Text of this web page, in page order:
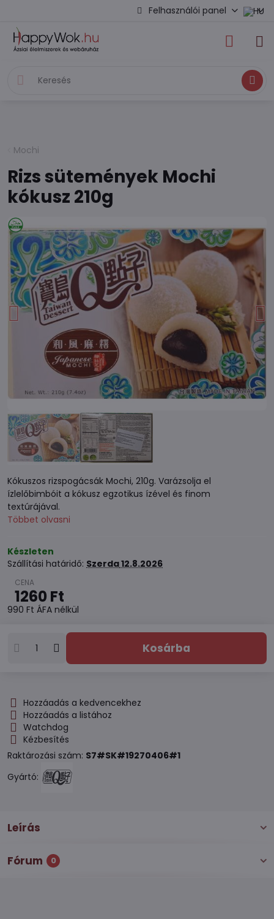
Felhasználói panel
Keresés
Mochi
Rizs sütemények Mochi
kókusz 210g
Kókuszos rizspogácsák Mochi, 210g. Varázsolja el
ízlelőbimbóit a kókusz egzotikus ízével és finom
textúrájával.
Többet olvasni
Készleten
Szállítási határidő: Szerda12.8.2026
1260 Ft
990 Ft ÁFA nélkül
Kosárba
Hozzáadás a kedvencekhez
Hozzáadás a listához
Watchdog
Kézbesítés
Raktározási szám: S7#SK#19270406#1
Gyártó:
Leírás
Fórum 0